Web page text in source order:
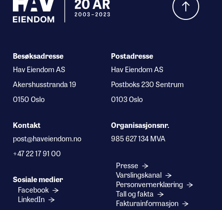
Besøksadresse
Hav Eiendom AS
Akershusstranda 19
0150 Oslo
Kontakt
post@haveiendom.no
+47 22 17 91 00
Sosiale medier
Facebook
LinkedIn
Postadresse
Hav Eiendom AS
Postboks 230 Sentrum
0103 Oslo
Organisasjonsnr.
985 627 134 MVA
Presse
Varslingskanal
Personvernerklæring
Tall og fakta
Fakturainformasjon
Hva leter du etter?